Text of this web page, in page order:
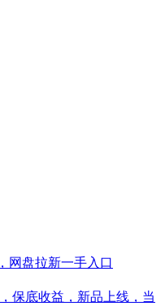
网盘拉新一手入口
保底收益，新品上线，当